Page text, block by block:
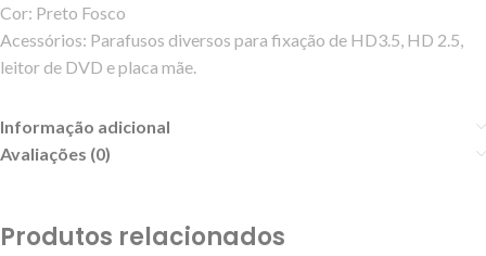
Cor: Preto Fosco
Acessórios: Parafusos diversos para fixação de HD3.5, HD 2.5,
leitor de DVD e placa mãe.
Informação adicional
Avaliações (0)
Produtos relacionados